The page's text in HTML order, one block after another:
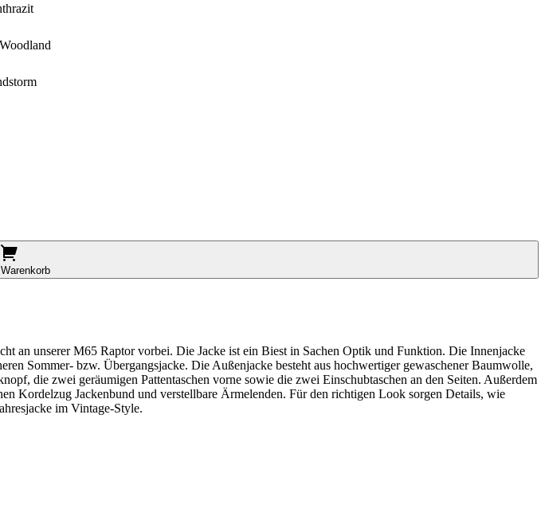
an unserer M65 Raptor vorbei. Die Jacke ist ein Biest in Sachen Optik und Funktion. Die Innenjacke
Sommer- bzw. Übergangsjacke. Die Außenjacke besteht aus hochwertiger gewaschener Baumwolle,
die zwei geräumigen Pattentaschen vorne sowie die zwei Einschubtaschen an den Seiten. Außerdem
Kordelzug Jackenbund und verstellbare Ärmelenden. Für den richtigen Look sorgen Details, wie
im Vintage-Style.